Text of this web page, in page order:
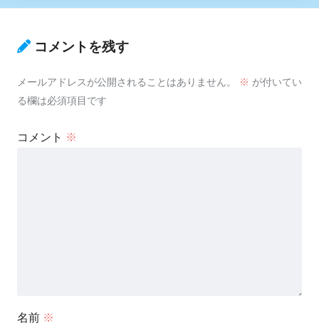
コメントを残す
メールアドレスが公開されることはありません。 ※ が付いてい
る欄は必須項目です
コメント ※
名前 ※